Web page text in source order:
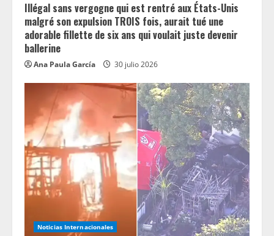
Illégal sans vergogne qui est rentré aux États-Unis
malgré son expulsion TROIS fois, aurait tué une
adorable fillette de six ans qui voulait juste devenir
ballerine
Ana Paula García 30 julio 2026
Noticias Internacionales